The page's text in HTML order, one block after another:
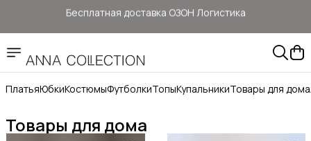
Здесь цены ниже, чем на: ОЗОН, ВБ, Яндекс маркет
Прямые продажи от ANNA Collection
ПлатьяЮбкиКостюмыФутболкиТопыКупальникиТовары для дома
Товары для дома